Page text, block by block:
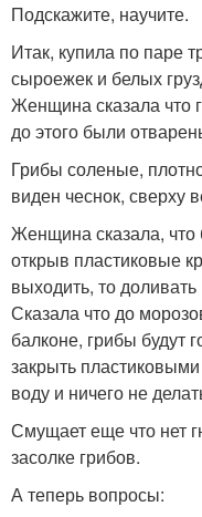
Подскажите, научите.
Итак, купила по паре
сыроежек и белых
Женщина сказала что
до этого были
Грибы соленые,
виден чеснок, сверху
Женщина сказала, что
открыв пластиковые
выходить, то
Сказала что до
балконе, грибы будут
закрыть
воду и ничего не
Смущает еще что нет
засолке грибов.
А теперь вопросы: